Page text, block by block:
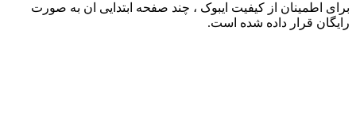
برای اطمینان از کیفیت ایبوک ، چند صفحه ابتدایی ان به صورت
رایگان قرار داده شده است.